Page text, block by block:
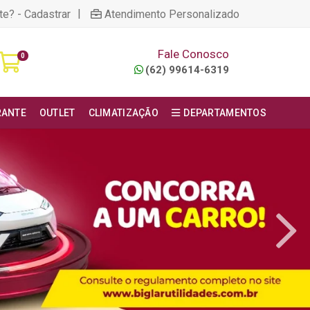
- Cadastrar | Atendimento Personalizado
0 Fale Conosco
(62) 99614-6319
OUTLET CLIMATIZAÇÃO DEPARTAMENTOS